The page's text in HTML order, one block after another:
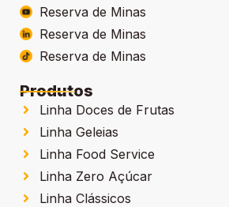
Reserva de Minas
Reserva de Minas
Reserva de Minas
Produtos
Linha Doces de Frutas
Linha Geleias
Linha Food Service
Linha Zero Açúcar
Linha Clássicos